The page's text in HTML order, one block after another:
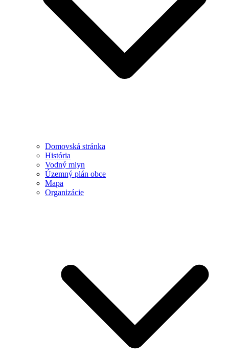
Domovská stránka
História
Vodný mlyn
Územný plán obce
Mapa
Organizácie